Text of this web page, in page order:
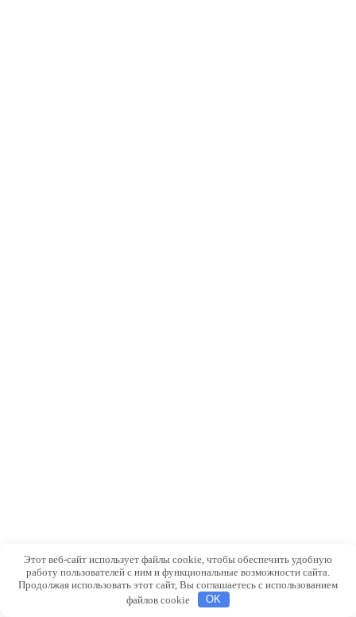
Ты когда-нибудь мечтал о своем маленьком розарии, где
цветут самые ароматные, яркие и нежные розы? Представь
Этот веб-сайт использует файлы cookie, чтобы обеспечить удобную
работу пользователей с ним и функциональные возможности сайта.
Продолжая использовать этот сайт, Вы соглашаетесь с использованием
файлов cookie
OK